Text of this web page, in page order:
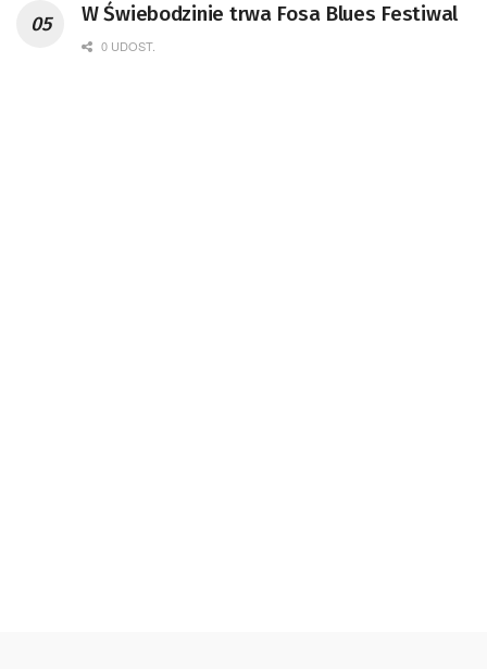
W Świebodzinie trwa Fosa Blues Festiwal
0 UDOST.